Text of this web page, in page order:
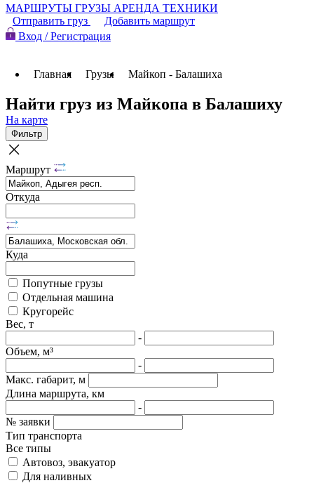
МАРШРУТЫ ГРУЗЫ АРЕНДА ТЕХНИКИ
Отправить груз
Добавить маршрут
Вход / Регистрация
Главная Грузы Майкоп - Балашиха
Найти груз из Майкопа в Балашиху
На карте
Фильтр
Маршрут
Откуда
Куда
Попутные грузы
Отдельная машина
Кругорейс
Вес, т
-
Объем, м³
-
Макс. габарит, м
Длина маршрута, км
-
№ заявки
Тип транспорта
Все типы
Автовоз, эвакуатор
Для наливных